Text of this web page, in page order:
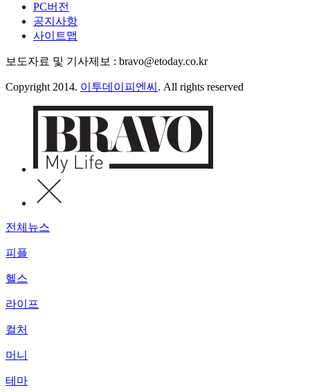
PC버전
공지사항
사이트맵
보도자료 및 기사제보 : bravo@etoday.co.kr
Copyright 2014. 이투데이피엔씨 . All rights reserved
전체뉴스
피플
헬스
라이프
컬처
머니
테마